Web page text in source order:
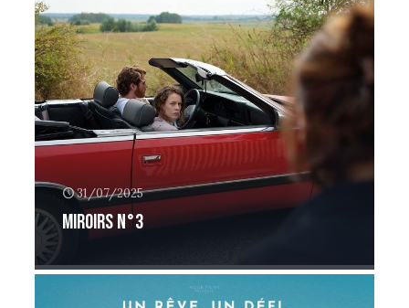
31/07/2025
Miroirs n°3